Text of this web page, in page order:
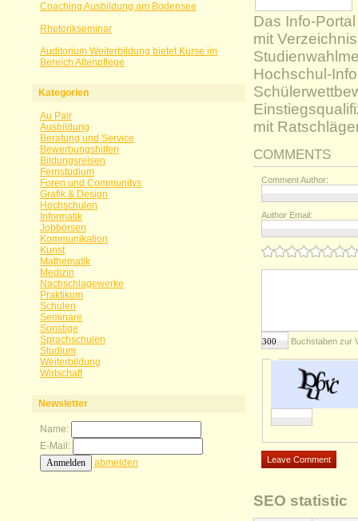
Coaching Ausbildung am Bodensee
Rhetorikseminar
Auditorium Weiterbildung bietet Kurse im
Bereich Altenpflege
Kategorien
Au Pair
Ausbildung
Beratung und Service
Bewerbungshilfen
Bildungsreisen
Fernstudium
Foren und Communitys
Grafik & Design
Hochschulen
Informatik
Jobbörsen
Kommunikation
Kunst
Mathematik
Medizin
Nachschlagewerke
Praktikum
Schulen
Seminare
Sonstige
Sprachschulen
Studium
Weiterbildung
Wirtschaft
Newsletter
Name:
E-Mail:
abmelden
Das Info-
mit
Hochschul-
mit
COMMENTS
Comment Author:
Author Email:
Buchstaben zur
SEO statistic